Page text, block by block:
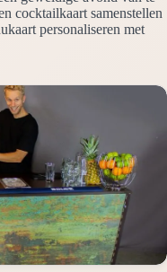
cocktailkaart samenstellen
personaliseren met